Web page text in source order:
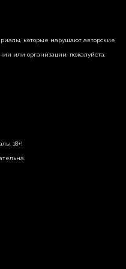
которые нарушают авторские
или организации, пожалуйста,
18+!